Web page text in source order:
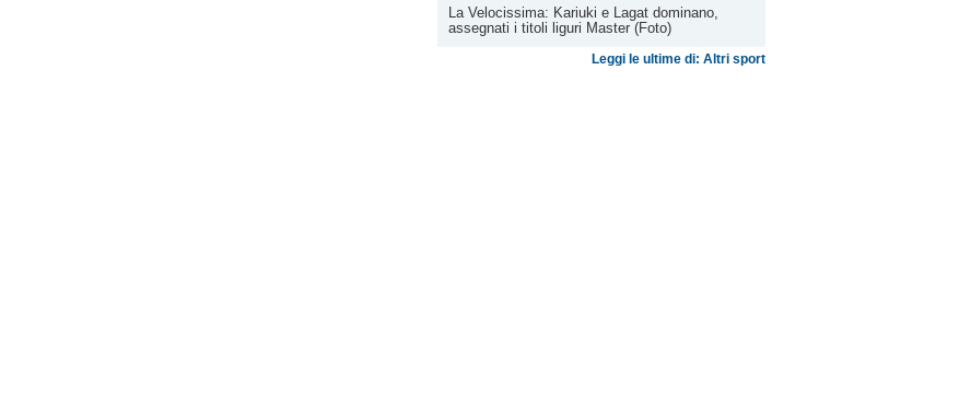
La Velocissima: Kariuki e Lagat dominano,
assegnati i titoli liguri Master (Foto)
Leggi le ultime di: Altri sport